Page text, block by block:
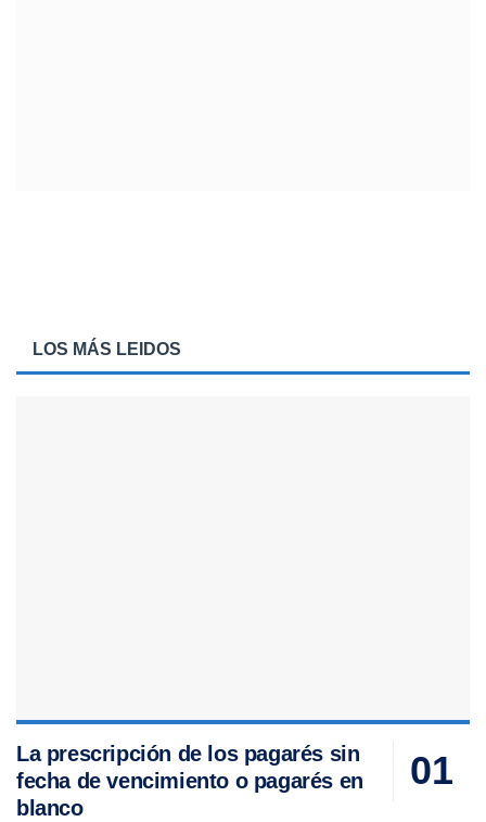
LOS MÁS LEIDOS
La prescripción de los pagarés sin
fecha de vencimiento o pagarés en
blanco